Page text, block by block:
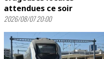
attendues ce soir
2026/08/07 20:00